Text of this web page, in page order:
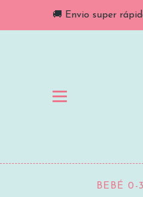
🚚 Envio super
BEBÉ 0-